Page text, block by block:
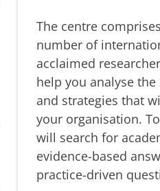
The centre
number of
acclaimed
help you analyse
and strategies that
your organisation.
will search for
evidence-based
practice-driven